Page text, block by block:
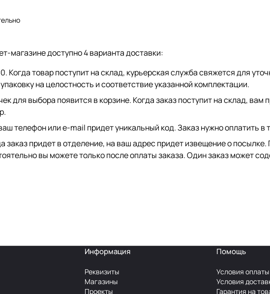
магазине доступно 4 варианта доставки:
Когда товар поступит на склад, курьерская служба свяжется для
на целостность и соответствие указанной комплектации.
для выбора появится в корзине. Когда заказ поступит на склад,
телефон или e-mail придет уникальный код. Заказ нужно оплатить
заказ придет в отделение, на ваш адрес придет извещение о
вы можете только после оплаты заказа. Один заказ может
Информация
Реквизиты
Магазины
Проекты
Помощь
Условия оплаты
Условия
Гарантия на